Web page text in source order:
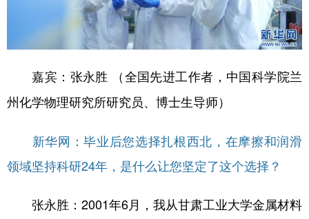
嘉宾：张永胜 （全国先进工作者，中国科学院兰
州化学物理研究所研究员、博士生导师）
新华网：毕业后您选择扎根西北，在摩擦和润滑
领域坚持科研24年，是什么让您坚定了这个选择？
张永胜：2001年6月，我从甘肃工业大学金属材料